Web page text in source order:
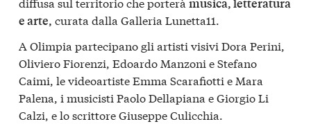
e arte, curata dalla Galleria Lunetta11.
A Olimpia partecipano gli artisti visivi Dora Perini,
Oliviero Fiorenzi, Edoardo Manzoni e Stefano
Caimi, le videoartiste Emma Scarafiotti e Mara
Palena, i musicisti Paolo Dellapiana e Giorgio Li
Calzi, e lo scrittore Giuseppe Culicchia.